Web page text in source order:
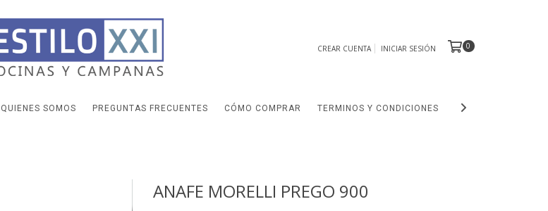
CREAR CUENTA INICIAR SESIÓN 0
QUIENES SOMOS PREGUNTAS FRECUENTES CÓMO COMPRAR TERMINOS Y CONDICIONES OUTLET
ANAFE MORELLI PREGO 900